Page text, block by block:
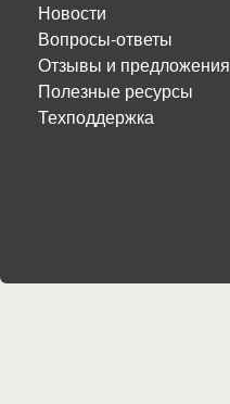
Новости
Вопросы-ответы
Отзывы и предложения
Полезные ресурсы
Техподдержка